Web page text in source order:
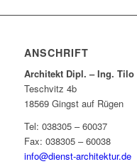
ANSCHRIFT
Architekt Dipl. – Ing. Tilo
Teschvitz 4b
18569 Gingst auf Rügen
Tel: 038305 – 60037
Fax: 038305 – 60038
info@dienst-architektur.de